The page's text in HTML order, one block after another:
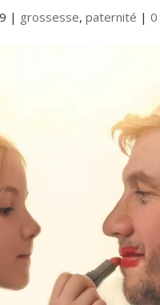
| grossesse,paternité |